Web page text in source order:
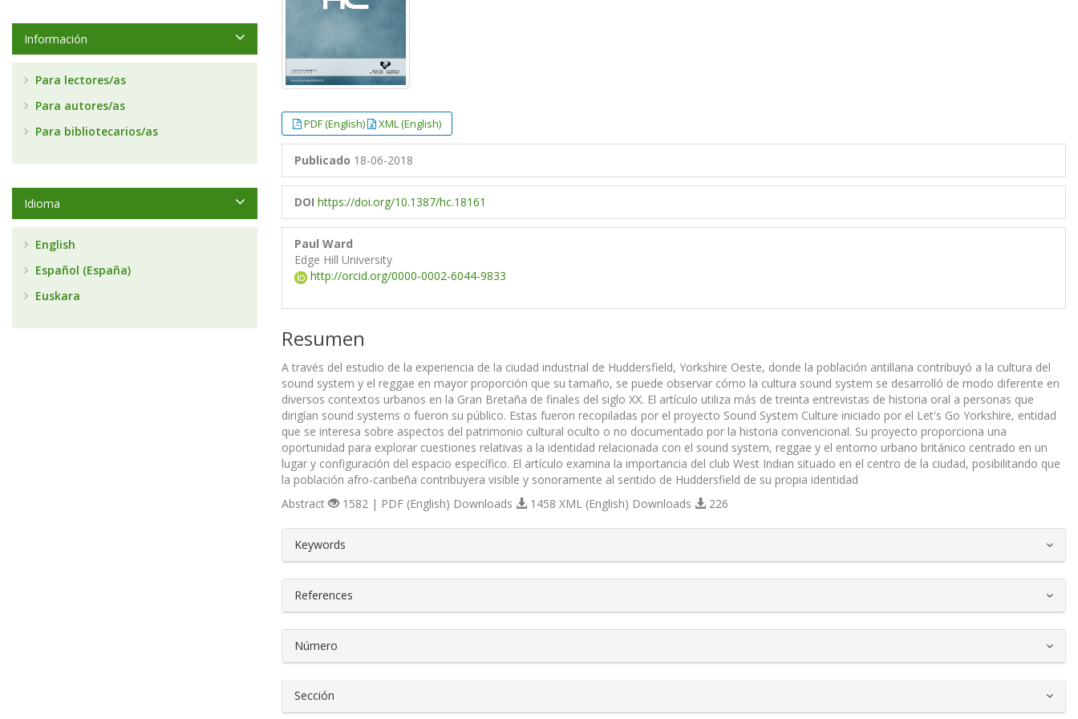
PDF (English) XML (English)
Publicado 18-06-2018
DOI https://doi.org/10.1387/hc.18161
Paul Ward
Edge Hill University
http://orcid.org/0000-0002-6044-9833
Resumen
A través del estudio de la experiencia de la ciudad industrial de Huddersfield, Yorkshire Oeste, donde la población antillana contribuyó a la cultura del
sound system y el reggae en mayor proporción que su tamaño, se puede observar cómo la cultura sound system se desarrolló de modo diferente en
diversos contextos urbanos en la Gran Bretaña de finales del siglo XX. El artículo utiliza más de treinta entrevistas de historia oral a personas que
dirigían sound systems o fueron su público. Estas fueron recopiladas por el proyecto Sound System Culture iniciado por el Let's Go Yorkshire, entidad
que se interesa sobre aspectos del patrimonio cultural oculto o no documentado por la historia convencional. Su proyecto proporciona una
oportunidad para explorar cuestiones relativas a la identidad relacionada con el sound system, reggae y el entorno urbano británico centrado en un
lugar y configuración del espacio específico. El artículo examina la importancia del club West Indian situado en el centro de la ciudad, posibilitando que
la población afro-caribeña contribuyera visible y sonoramente al sentido de Huddersfield de su propia identidad
Abstract
1582 | PDF (English) Downloads 1458 XML (English) Downloads 226
##plugins.themes.bootstrap3.article.details##
Keywords
References
Número
Sección
Información
Para lectores/as
Para autores/as
Para bibliotecarios/as
Idioma
English
Español (España)
Euskara